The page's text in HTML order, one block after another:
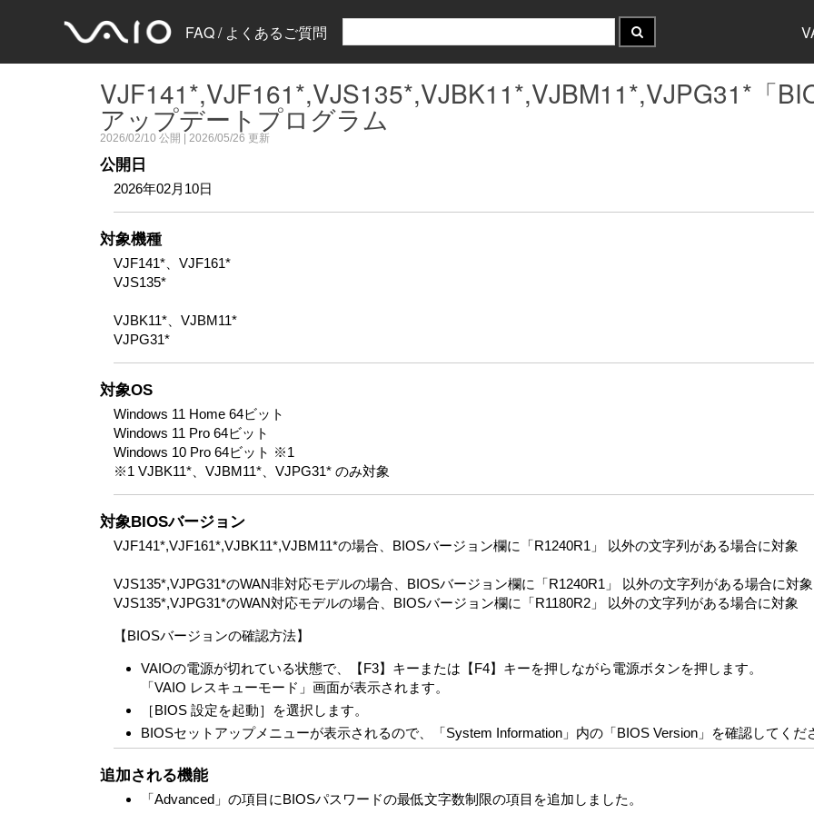
FAQ / よくあるご質問
VJF141*,VJF161*,VJS135*,VJBK11*,VJBM11*,VJPG31*「
アップデートプログラム
2026/02/10 公開 | 2026/05/26 更新
公開日
2026年02月10日
対象機種
VJF141*、VJF161*
VJS135*
VJBK11*、VJBM11*
VJPG31*
対象OS
Windows 11 Home 64ビット
Windows 11 Pro 64ビット
Windows 10 Pro 64ビット ※1
※1 VJBK11*、VJBM11*、VJPG31* のみ対象
対象BIOSバージョン
VJF141*,VJF161*,VJBK11*,VJBM11*の場合、BIOSバージョン欄に「R1240R1」 以外の文字列がある場合に対象
VJS135*,VJPG31*のWAN非対応モデルの場合、BIOSバージョン欄に「R1240R1」 以外の文字列がある場合に対象
VJS135*,VJPG31*のWAN対応モデルの場合、BIOSバージョン欄に「R1180R2」 以外の文字列がある場合に対象
【BIOSバージョンの確認方法】
VAIOの電源が切れている状態で、【F3】キーまたは【F4】キーを押しながら電源ボタンを押します。
「VAIO レスキューモード」画面が表示されます。
［BIOS 設定を起動］を選択します。
BIOSセットアップメニューが表示されるので、「System Information」内の「BIOS Version」を確認してくだ
追加される機能
「Advanced」の項目にBIOSパスワードの最低文字数制限の項目を追加しました。